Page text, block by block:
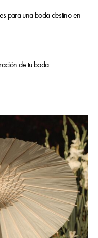
para una boda destino en
de tu boda